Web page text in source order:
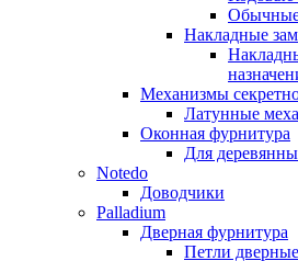
Обычные
Накладные
Механизмы
Латунные
Оконная фурнитура
Для
Notedo
Доводчики
Palladium
Дверная фурнитура
Петли дверные